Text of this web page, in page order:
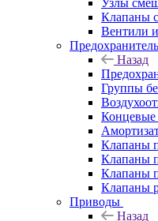
Узлы
Клапаны
Вентили
Назад
Группы
Клапаны
Клапаны
Клапаны
Клапаны
Приводы
Назад